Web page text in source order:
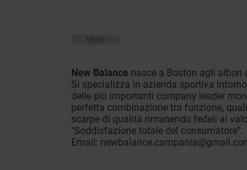
Moda
New Balance nasce a Boston agli albori
Si specializza in azienda sportiva
delle più importanti company leader
perfetta combinazione tra funzione,
scarpe di qualità rimanendo fedeli ai
"Soddisfazione totale del consumatore".
Email: